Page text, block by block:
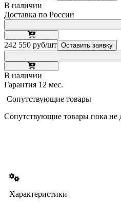
В наличии
Доставка по России
242 550 руб/шт Оставить заявку
В наличии
Гарантия 12 мес.
Сопутствующие товары
Сопутствующие товары пока не
Характеристики